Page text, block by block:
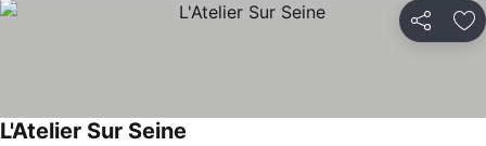
Partilhar
L'Atelier Sur Seine